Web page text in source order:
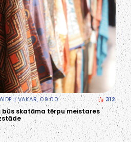
| VAKAR, 09:00 312
skatāma tērpu meistares